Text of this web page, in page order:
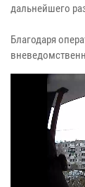
дальнейшего
Благодаря